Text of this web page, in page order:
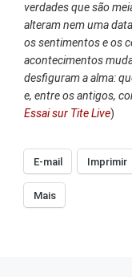
verdades que são
alteram nem uma
os sentimentos e os
acontecimentos
desfiguram a alma:
e, entre os antigos,
Essai sur Tite Live)
E-mail Imprimir
Mais